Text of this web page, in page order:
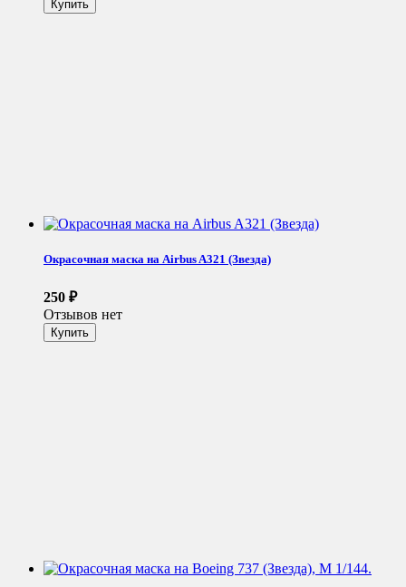
Окрасочная маска на Airbus A321 (Звезда)
250 ₽
Отзывов нет